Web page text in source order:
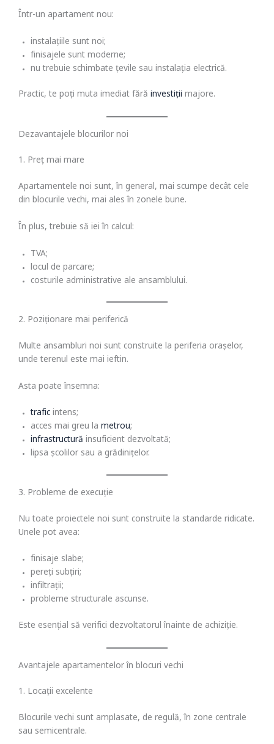
Într-un apartament nou:
instalațiile sunt noi;
finisajele sunt moderne;
nu trebuie schimbate țevile sau instalația electrică.
Practic, te poți muta imediat fără investiții majore.
Dezavantajele blocurilor noi
1. Preț mai mare
Apartamentele noi sunt, în general, mai scumpe decât cele
din blocurile vechi, mai ales în zonele bune.
În plus, trebuie să iei în calcul:
TVA;
locul de parcare;
costurile administrative ale ansamblului.
2. Poziționare mai periferică
Multe ansambluri noi sunt construite la periferia orașelor,
unde terenul este mai ieftin.
Asta poate însemna:
trafic intens;
acces mai greu la metrou;
infrastructură insuficient dezvoltată;
lipsa școlilor sau a grădinițelor.
3. Probleme de execuție
Nu toate proiectele noi sunt construite la standarde ridicate.
Unele pot avea:
finisaje slabe;
pereți subțiri;
infiltrații;
probleme structurale ascunse.
Este esențial să verifici dezvoltatorul înainte de achiziție.
Avantajele apartamentelor în blocuri vechi
1. Locații excelente
Blocurile vechi sunt amplasate, de regulă, în zone centrale
sau semicentrale.